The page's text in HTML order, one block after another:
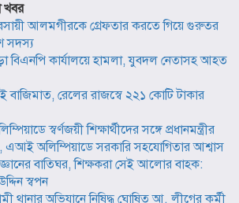
আলমগীরকে গ্রেফতার করতে গিয়ে গুরুতর
সদস্য
বিএনপি কার্যালয়ে হামলা, যুবদল নেতাসহ আহত
বাজিমাত, রেলের রাজস্বে ২২১ কোটি টাকার
স্বর্ণজয়ী শিক্ষার্থীদের সঙ্গে প্রধানমন্ত্রীর
এআই অলিম্পিয়াডে সরকারি সহযোগিতার আশ্বাস
জ্ঞানের বাতিঘর, শিক্ষকরা সেই আলোর বাহক:
স্বপন
থানার অভিযানে নিষিদ্ধ ঘোষিত আ. লীগের কর্মী